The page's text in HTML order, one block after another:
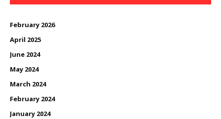
February 2026
April 2025
June 2024
May 2024
March 2024
February 2024
January 2024